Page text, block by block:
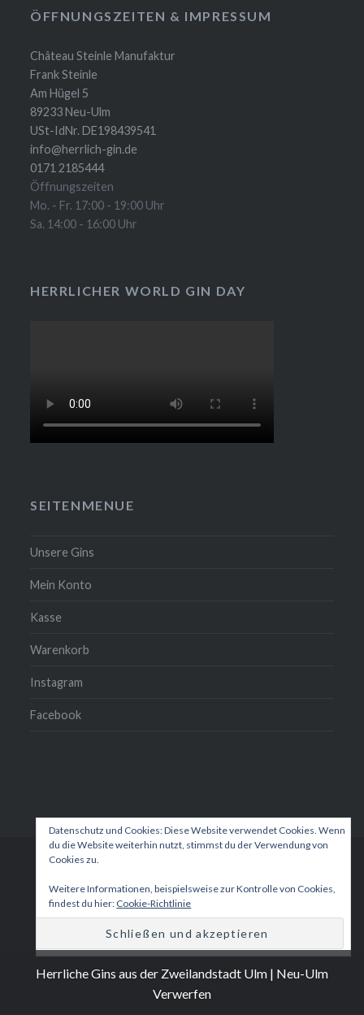
ÖFFNUNGSZEITEN & IMPRESSUM
Château Steinle Manufaktur
Frank Steinle
Am Hügel 5
89233 Neu-Ulm
USt-IdNr. DE198439541
info@herrlich-gin.de
0171 2185444
Öffnungszeiten
Mo. - Fr. 17:00 - 19:00 Uhr
Sa. 14:00 - 16:00 Uhr
HERRLICHER WORLD GIN DAY
Datenschutz und Cookies: Diese Website verwendet Cookies. Wenn
du die Website weiterhin nutzt, stimmst du der Verwendung von
Cookies zu.
Weitere Informationen, beispielsweise zur Kontrolle von Cookies,
findest du hier: Cookie-Richtlinie
SEITENMENUE
Unsere Gins
Mein Konto
Kasse
Warenkorb
Instagram
Facebook
Unsere
Gins
Konto
Proudly powered by WordPress
WordPress.com.
Herrliche Gins aus der Zweilandstadt Ulm | Neu-Ulm
Verwerfen